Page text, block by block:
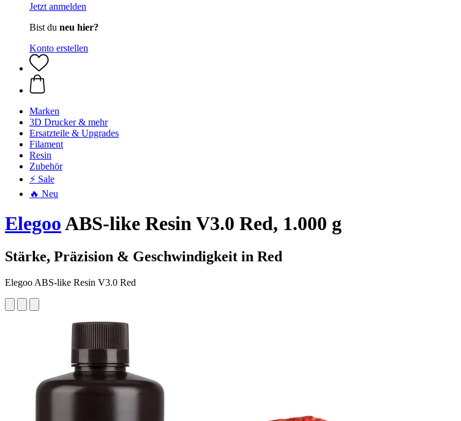
Jetzt anmelden
Bist du neu hier?
Konto erstellen
Marken
3D Drucker & mehr
Ersatzteile & Upgrades
Filament
Resin
Zubehör
⚡ Sale
🔥 Neu
ElegooABS-like Resin V3.0 Red, 1.000 g
Stärke, Präzision & Geschwindigkeit in Red
Elegoo ABS-like Resin V3.0 Red